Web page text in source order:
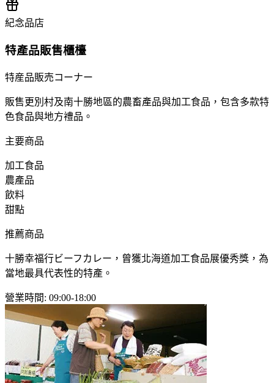
紀念品店
特產品販售櫃檯
特産品販売コーナー
販售更別村及南十勝地區的農畜產品與加工食品，包含多款特
色食品與地方禮品。
主要商品
加工食品
農產品
飲料
甜點
推薦商品
十勝幸福行ビーフカレー，曾獲北海道加工食品展優秀獎，為
當地最具代表性的特產。
營業時間: 09:00-18:00